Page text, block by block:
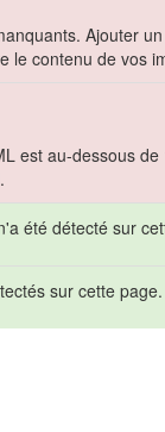
Ajouter
le contenu de vos
est au-dessous
été détecté sur
sur cette page.